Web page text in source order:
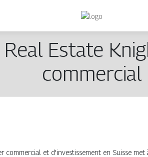
Estate
commercial
et d'investissement en Suisse met